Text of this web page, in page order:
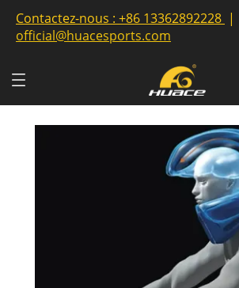
Contactez-nous : +86 13362892228 |
official@huacesports.com